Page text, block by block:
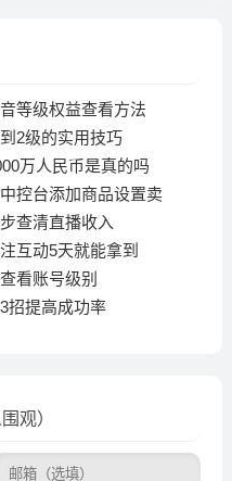
等级权益查看方法
2级的实用技巧
万人民币是真的吗
控台添加商品设置卖
查清直播收入
互动5天就能拿到
看账号级别
招提高成功率
观）